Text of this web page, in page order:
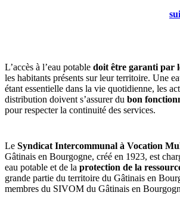
L’accès à l’eau potable doit être garanti par
les habitants présents sur leur territoire. Une
étant essentielle dans la vie quotidienne, les
distribution doivent s’assurer du bon
pour respecter la continuité des services.
Le Syndicat Intercommunal à Vocation
Gâtinais en Bourgogne, créé en 1923, est
eau potable et de la protection de la
grande partie du territoire du Gâtinais en
membres du SIVOM du Gâtinais en